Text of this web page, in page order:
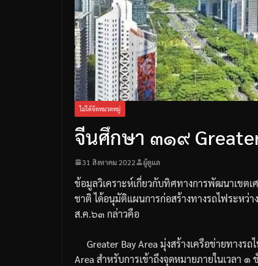
ไม่ได้จัดหมวดหมู่
จีนศึกษา ๓๑๙
31 สิงหาคม 2022 ผู้ดูแล
ข้อมูลวิเคราะห์เกี่ยวกับทิศทางการพัฒนาเขตเ
ชาติ ได้อนุมัติแผนการก่อสร้างทางรถไฟระหว่า
ส.ค.๖๓ กล่าวคือ
Greater Bay Areaมุ่งสร้างเครือข่ายทางรถ
Areaสำหรับการเข้าถึงจุดหมายภายในเวลา ๑